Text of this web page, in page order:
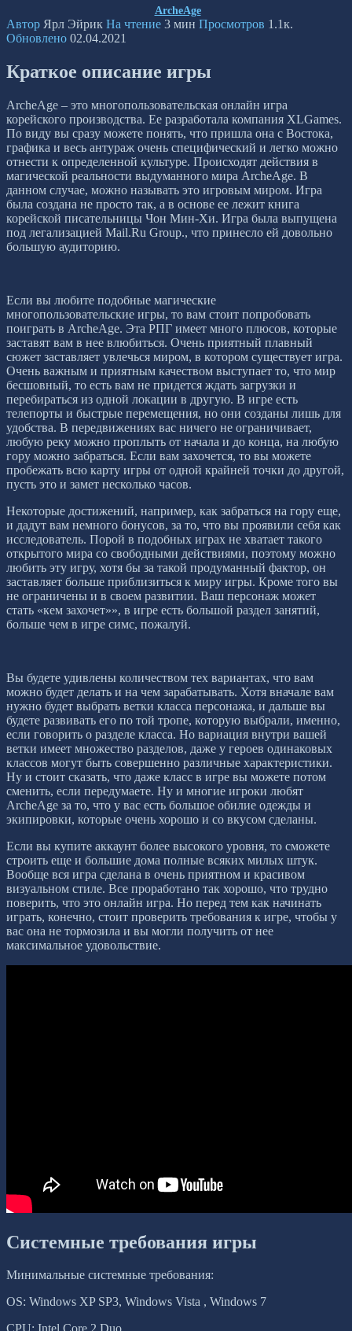
ArcheAge
Автор Ярл Эйрик На чтение 3 мин Просмотров 1.1к.
Обновлено 02.04.2021
Краткое описание игры
ArcheAge – это многопользовательская онлайн игра
корейского производства. Ее разработала компания XLGames.
По виду вы сразу можете понять, что пришла она с Востока,
графика и весь антураж очень специфический и легко можно
отнести к определенной культуре. Происходят действия в
магической реальности выдуманного мира ArcheAge. В
данном случае, можно называть это игровым миром. Игра
была создана не просто так, а в основе ее лежит книга
корейской писательницы Чон Мин-Хи. Игра была выпущена
под легализацией Mail.Ru Group., что принесло ей довольно
большую аудиторию.
Если вы любите подобные магические
многопользовательские игры, то вам стоит попробовать
поиграть в ArcheAge. Эта РПГ имеет много плюсов, которые
заставят вам в нее влюбиться. Очень приятный плавный
сюжет заставляет увлечься миром, в котором существует игра.
Очень важным и приятным качеством выступает то, что мир
бесшовный, то есть вам не придется ждать загрузки и
перебираться из одной локации в другую. В игре есть
телепорты и быстрые перемещения, но они созданы лишь для
удобства. В передвижениях вас ничего не ограничивает,
любую реку можно проплыть от начала и до конца, на любую
гору можно забраться. Если вам захочется, то вы можете
пробежать всю карту игры от одной крайней точки до другой,
пусть это и замет несколько часов.
Некоторые достижений, например, как забраться на гору еще,
и дадут вам немного бонусов, за то, что вы проявили себя как
исследователь. Порой в подобных играх не хватает такого
открытого мира со свободными действиями, поэтому можно
любить эту игру, хотя бы за такой продуманный фактор, он
заставляет больше приблизиться к миру игры. Кроме того вы
не ограничены и в своем развитии. Ваш персонаж может
стать «кем захочет»», в игре есть большой раздел занятий,
больше чем в игре симс, пожалуй.
Вы будете удивлены количеством тех вариантах, что вам
можно будет делать и на чем зарабатывать. Хотя вначале вам
нужно будет выбрать ветки класса персонажа, и дальше вы
будете развивать его по той тропе, которую выбрали, именно,
если говорить о разделе класса. Но вариация внутри вашей
ветки имеет множество разделов, даже у героев одинаковых
классов могут быть совершенно различные характеристики.
Ну и стоит сказать, что даже класс в игре вы можете потом
сменить, если передумаете. Ну и многие игроки любят
ArcheAge за то, что у вас есть большое обилие одежды и
экипировки, которые очень хорошо и со вкусом сделаны.
Если вы купите аккаунт более высокого уровня, то сможете
строить еще и большие дома полные всяких милых штук.
Вообще вся игра сделана в очень приятном и красивом
визуальном стиле. Все проработано так хорошо, что трудно
поверить, что это онлайн игра. Но перед тем как начинать
играть, конечно, стоит проверить требования к игре, чтобы у
вас она не тормозила и вы могли получить от нее
максимальное удовольствие.
Системные требования игры
Минимальные системные требования:
OS: Windows XP SP3, Windows Vista , Windows 7